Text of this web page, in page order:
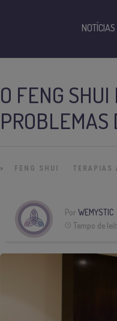
O FENG SHUI
PROBLEMAS
» FENG SHUI TERAPIAS
Por WEMYSTIC
Tempo de
NOTÍCIAS